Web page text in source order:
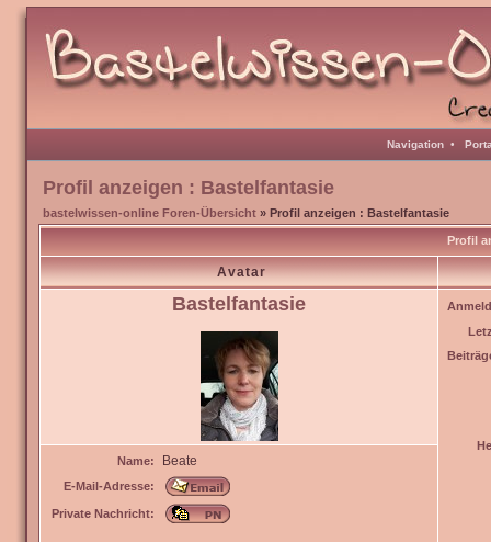
Navigation •
Profil anzeigen : Bastelfantasie
bastelwissen-online Foren-Übersicht » Profil anzeigen : Bastelfantasie
Profil
Avatar
Bastelfantasie
Name:
Beate
E-Mail-Adresse:
Private Nachricht: